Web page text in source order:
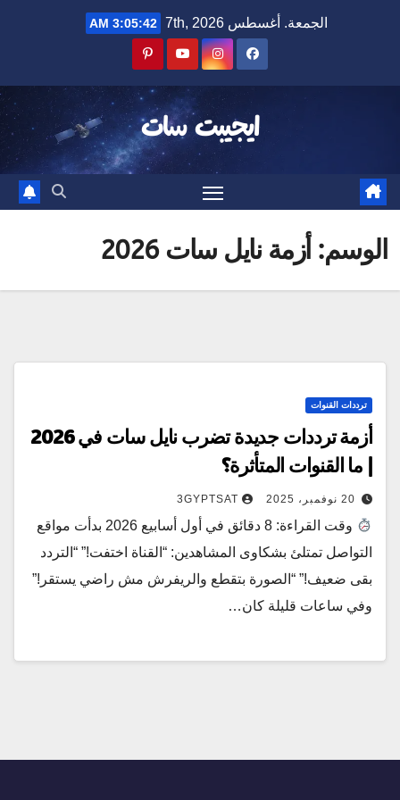
الجمعة. أغسطس 7th, 2026 3:05:42 AM
ايجيبت سات
الوسم:أزمة نايل سات 2026
ترددات القنوات
أزمة ترددات جديدة تضرب نايل سات في 2026
| ما القنوات المتأثرة؟
20 نوفمبر، 2025 3GYPTSAT
وقت القراءة: 8 دقائق في أول أسابيع 2026 بدأت مواقع
التواصل تمتلئ بشكاوى المشاهدين: “القناة اختفت!” “التردد
بقى ضعيف!” “الصورة بتقطع والريفرش مش راضي يستقر!”
وفي ساعات قليلة كان…